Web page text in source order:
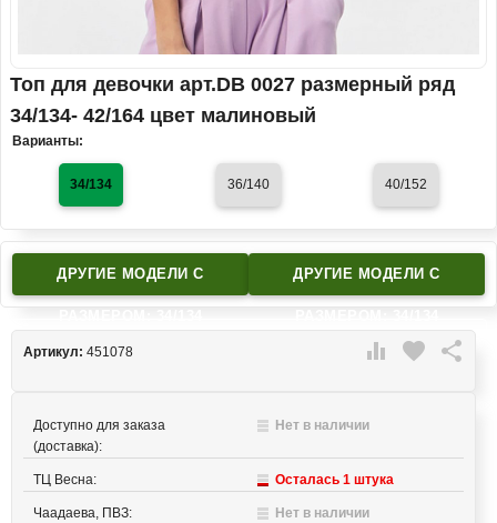
Топ для девочки арт.DB 0027 размерный ряд
34/134- 42/164 цвет малиновый
Варианты:
34/134 36/140 40/152
ДРУГИЕ МОДЕЛИ C ДРУГИЕ МОДЕЛИ C
 favorite 
Артикул: 451078
Доступно для заказа
(доставка):
Нет в наличии
ТЦ Весна: Осталась 1 штука
Чаадаева, ПВЗ: Нет в наличии